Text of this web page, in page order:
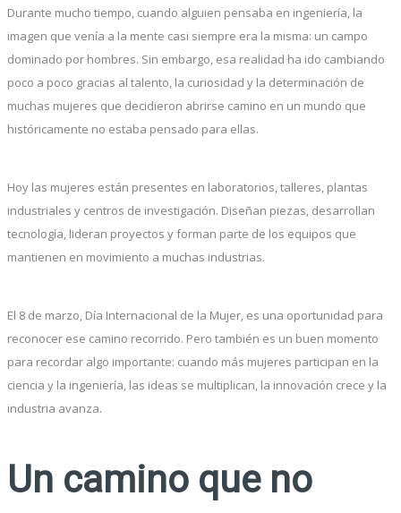
Durante mucho tiempo, cuando alguien pensaba en ingeniería, la
imagen que venía a la mente casi siempre era la misma: un campo
dominado por hombres. Sin embargo, esa realidad ha ido cambiando
poco a poco gracias al talento, la curiosidad y la determinación de
muchas mujeres que decidieron abrirse camino en un mundo que
históricamente no estaba pensado para ellas.
Hoy las mujeres están presentes en laboratorios, talleres, plantas
industriales y centros de investigación. Diseñan piezas, desarrollan
tecnología, lideran proyectos y forman parte de los equipos que
mantienen en movimiento a muchas industrias.
El 8 de marzo, Día Internacional de la Mujer, es una oportunidad para
reconocer ese camino recorrido. Pero también es un buen momento
para recordar algo importante: cuando más mujeres participan en la
ciencia y la ingeniería, las ideas se multiplican, la innovación crece y la
industria avanza.
Un camino que no